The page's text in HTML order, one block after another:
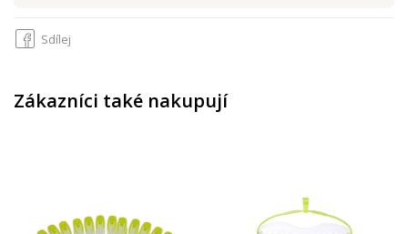
Sdílej
Zákazníci také nakupují